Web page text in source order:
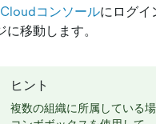
コンソールにログイ
に移動します。
ヒント
複数の組織に所属している